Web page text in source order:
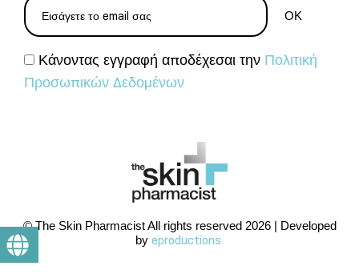
Κάνοντας εγγραφή αποδέχεσαι την Πολιτική
Προσωπικών Δεδομένων
© The Skin Pharmacist All rights reserved 2026 | Developed
by eproductions